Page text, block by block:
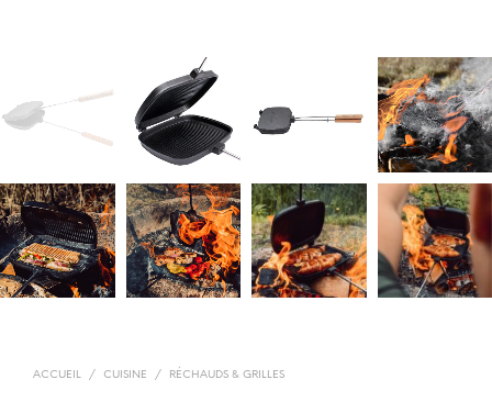
ACCUEIL / CUISINE / RÉCHAUDS & GRILLES